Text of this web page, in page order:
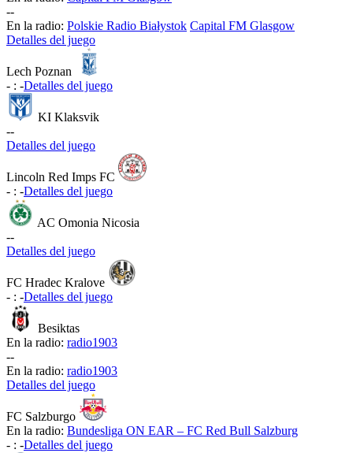
--
En la radio: Polskie Radio Białystok Capital FM Glasgow
Detalles del juego
Lech Poznan
- : -Detalles del juego
KI Klaksvik
--
Detalles del juego
Lincoln Red Imps FC
- : -Detalles del juego
AC Omonia Nicosia
--
Detalles del juego
FC Hradec Kralove
- : -Detalles del juego
Besiktas
En la radio: radio1903
--
En la radio: radio1903
Detalles del juego
FC Salzburgo
En la radio: Bundesliga ON EAR – FC Red Bull Salzburg
- : -Detalles del juego